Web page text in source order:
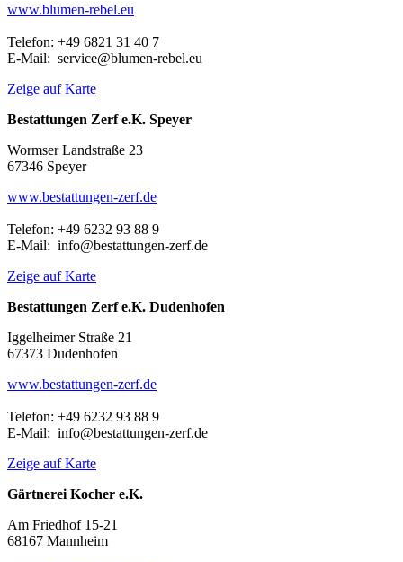
www.blumen-rebel.eu
Telefon: +49 6821 31 40 7
E-Mail: service@blumen-rebel.eu
Zeige auf Karte
Bestattungen Zerf e.K. Speyer
Wormser Landstraße 23
67346 Speyer
www.bestattungen-zerf.de
Telefon: +49 6232 93 88 9
E-Mail: info@bestattungen-zerf.de
Zeige auf Karte
Bestattungen Zerf e.K. Dudenhofen
Iggelheimer Straße 21
67373 Dudenhofen
www.bestattungen-zerf.de
Telefon: +49 6232 93 88 9
E-Mail: info@bestattungen-zerf.de
Zeige auf Karte
Gärtnerei Kocher e.K.
Am Friedhof 15-21
68167 Mannheim